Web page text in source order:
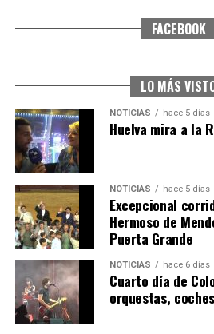
CUARTA CORRIDA DE LAS
2026
hace 6 días Huelvatv
FACEBOOK
LO MÁS
NOTICIAS hace 5 días
Huelva mira a la
NOTICIAS hace 5 días
Excepcional
Hermoso de
Puerta Grande
NOTICIAS hace 6 días
Cuarto día de
orquestas,